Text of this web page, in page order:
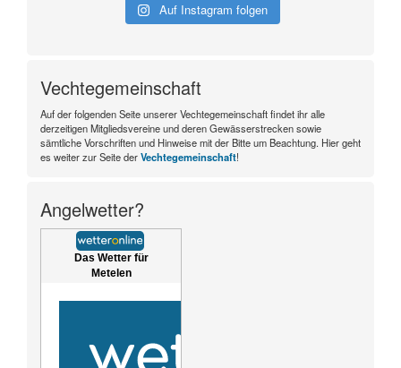
Auf Instagram folgen
Vechtegemeinschaft
Auf der folgenden Seite unserer Vechtegemeinschaft findet ihr alle
derzeitigen Mitgliedsvereine und deren Gewässerstrecken sowie
sämtliche Vorschriften und Hinweise mit der Bitte um Beachtung. Hier geht
es weiter zur Seite derVechtegemeinschaft!
Angelwetter?
Das Wetter für
Metelen